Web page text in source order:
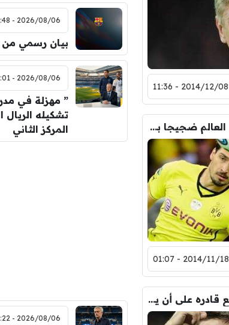
2014/12/08 - 11:36
ثمانية نجوم سيملأوا صحف العالم ضجيجا بسبب شائعات السوق !
2014/11/18 - 01:07
10 مدافعين من الطراز الرفيع قادره على أن يحل أحدهم محل تيرى فى تشيلسى!
2026/08/06 - 21:48
بيان رسمي من
2026/08/06 - 20:01
” مهزلة في
تشكيله الريال
المركز الثاني
2026/08/06 - 22:22